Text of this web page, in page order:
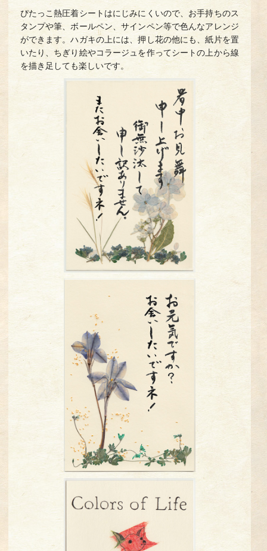
ぴたっこ熱圧着シートはにじみにくいので、お手持ちのス
タンプや筆、ボールペン、サインペン等で色んなアレンジ
ができます。ハガキの上には、押し花の他にも、紙片を置
いたり、ちぎり絵やコラージュを作ってシートの上から線
を描き足しても楽しいです。